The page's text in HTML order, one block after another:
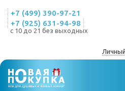
+7 (499) 390-97-21
+7 (925) 631-94-98
с 10 до 21 без выходных